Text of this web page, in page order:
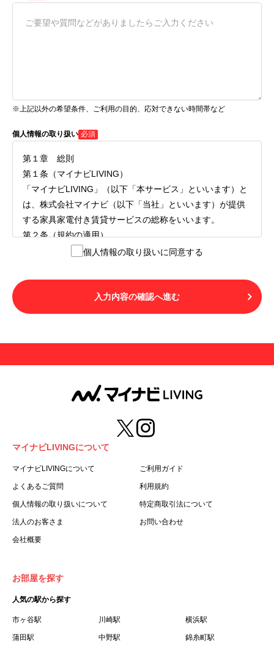
※上記以外の希望条件、ご利用の目的、応対できない時間帯など
個人情報の取り扱い 必須
第１章 総則
第１条（マイナビLIVING）
「マイナビLIVING」（以下「本サービス」といいます）と
は、株式会社マイナビ（以下「当社」といいます）が提供
する家具家電付き賃貸サービスの総称をいいます。
第２条（規約の適用）
１.本サービスを利用する者（以下「利用者」といいます）
LIVINGご契約にあたり取得する個人情報の取り扱いについ
て」の内容をすべて承諾したものとみなされます。不承諾
の意思表示は、本サービスを利用しないことをもってのみ
用することはできません。
第３条（用語の定義）
１.「本サ―ビス」とは、第１章第１条で規定する当社が運
営するマイナビLIVINGを意味します。
２.「利用者」とは、第１章第２条に規定する本サービスを
利用する個人を意味します。
３.「本サイト」とは、当社が運営する本サービスに関する
ます。
５.「会員」とは、第２章第１条に基づき会員登録が完了し
た個人を意味します。
録した情報、本サービス利用中に当社が登録を求めた情報
った場合の当該情報を意味します。
７.「本会員制度」とは、会員による本サービスの利用の促
進を目的とした会員制度を意味します。
個人情報の取り扱いに同意する
入力内容の確認へ進む
マイナビLIVINGについて
マイナビLIVINGについて ご利用ガイド
よくあるご質問 利用規約
個人情報の取り扱いについて 特定商取引法について
法人のお客さま お問い合わせ
会社概要
お部屋を探す
人気の駅から探す
市ヶ谷駅 川崎駅 横浜駅
蒲田駅 中野駅 錦糸町駅